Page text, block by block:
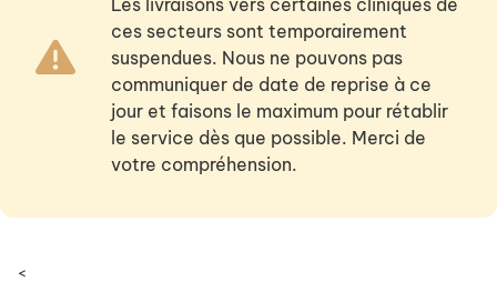
Les livraisons vers certaines cliniques de
ces secteurs sont temporairement
suspendues. Nous ne pouvons pas
communiquer de date de reprise à ce
jour et faisons le maximum pour rétablir
le service dès que possible. Merci de
votre compréhension.
<